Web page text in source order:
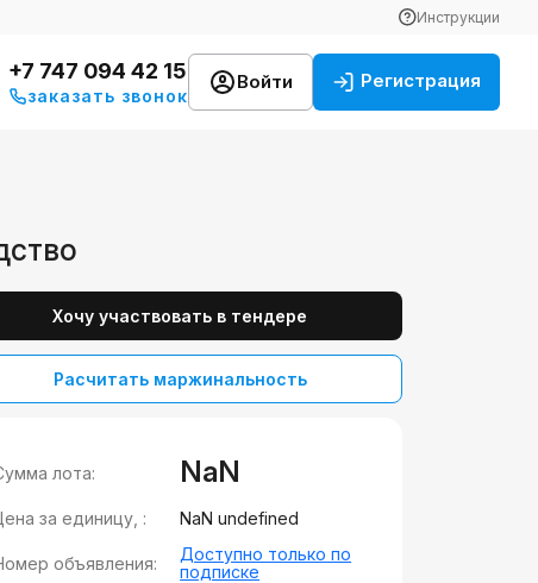
Инструкции
+7 747 094 42 15
заказать звонок
Войти Регистрация
Хочу участвовать в тендере
Расчитать маржинальность
лота: NaN
за единицу, : NaN undefined
объявления:
Доступно только по
подписке